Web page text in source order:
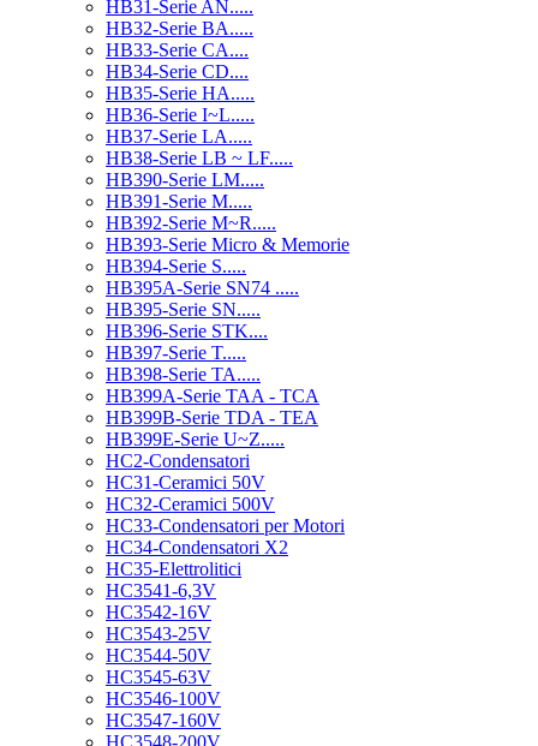
HB31-Serie AN.....
HB32-Serie BA.....
HB33-Serie CA....
HB34-Serie CD....
HB35-Serie HA.....
HB36-Serie I~L.....
HB37-Serie LA.....
HB38-Serie LB ~ LF.....
HB390-Serie LM.....
HB391-Serie M.....
HB392-Serie M~R.....
HB393-Serie Micro & Memorie
HB394-Serie S.....
HB395A-Serie SN74 .....
HB395-Serie SN.....
HB396-Serie STK....
HB397-Serie T.....
HB398-Serie TA.....
HB399A-Serie TAA - TCA
HB399B-Serie TDA - TEA
HB399E-Serie U~Z.....
HC2-Condensatori
HC31-Ceramici 50V
HC32-Ceramici 500V
HC33-Condensatori per Motori
HC34-Condensatori X2
HC35-Elettrolitici
HC3541-6,3V
HC3542-16V
HC3543-25V
HC3544-50V
HC3545-63V
HC3546-100V
HC3547-160V
HC3548-200V